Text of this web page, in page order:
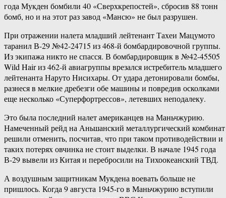
года Мукден бомбили 40 «Сверхкрепостей», сбросив 88 тонн
бомб, но и на этот раз завод «Мансю» не был разрушен.
При отражении налета младший лейтенант Тахеи Мацумото
таранил В-29 №42-24715 из 468-й бомбардировочной группы.
Из экипажа никто не спасся. В бомбардировщик в №42-45505
Wild Hair из 462-й авиагруппы врезался истребитель младшего
лейтенанта Наруто Нисихары. От удара детонировали бомбы,
разнеся в мелкие дребезги обе машины и повредив осколками
еще несколько «Суперфортрессов», летевших неподалеку.
Это была последний налет американцев на Маньчжурию.
Намеченный рейд на Аньшанский металлургический комбинат
решили отменить, посчитав, что при таком противодействии и
таких потерях овчинка не стоит выделки. В начале 1945 года
В-29 вывели из Китая и перебросили на Тихоокеанский ТВД.
А воздушным защитникам Мукдена воевать больше не
пришлось. Когда 9 августа 1945-го в Маньчжурию вступили